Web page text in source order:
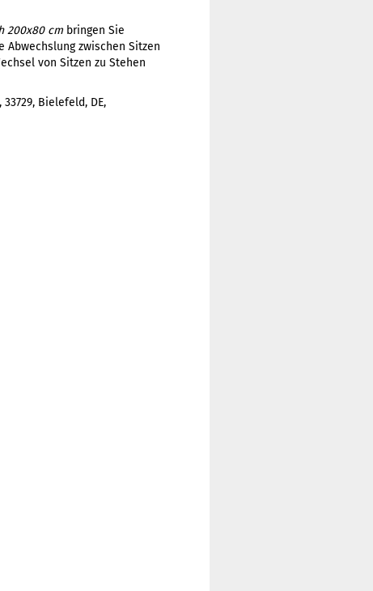
200x80 cm bringen Sie
zwischen Sitzen
von Sitzen zu Stehen
Bielefeld, DE,